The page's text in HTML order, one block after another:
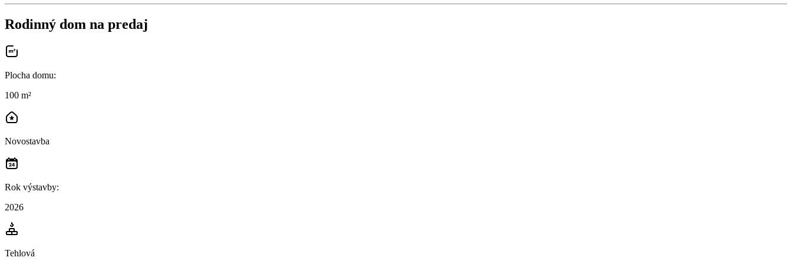
Rodinný dom na predaj
Plocha domu:
100 m²
Novostavba
Rok výstavby:
2026
Tehlová